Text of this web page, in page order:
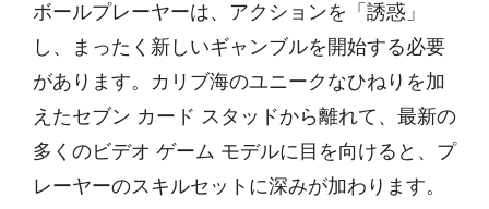
ボールプレーヤーは、アクションを「誘惑」
し、まったく新しいギャンブルを開始する必要
があります。カリブ海のユニークなひねりを加
えたセブン カード スタッドから離れて、最新の
多くのビデオ ゲーム モデルに目を向けると、プ
レーヤーのスキルセットに深みが加わります。